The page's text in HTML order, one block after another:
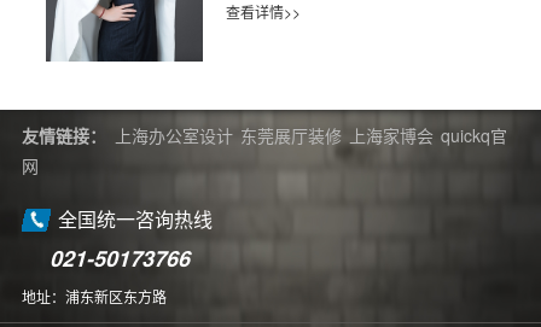
查看详情>>
友情链接： 上海办公室设计 东莞展厅装修 上海家博会 quickq官
网
全国统一咨询热线
021-50173766
地址：浦东新区东方路